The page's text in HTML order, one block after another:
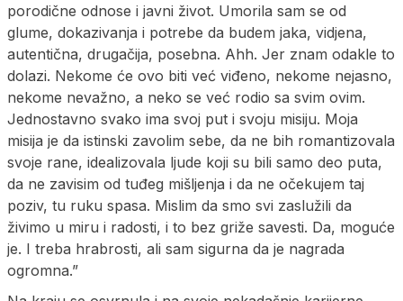
porodične odnose i javni život. Umorila sam se od
glume, dokazivanja i potrebe da budem jaka, vidjena,
autentična, drugačija, posebna. Ahh. Jer znam odakle to
dolazi. Nekome će ovo biti već viđeno, nekome nejasno,
nekome nevažno, a neko se već rodio sa svim ovim.
Jednostavno svako ima svoj put i svoju misiju. Moja
misija je da istinski zavolim sebe, da ne bih romantizovala
svoje rane, idealizovala ljude koji su bili samo deo puta,
da ne zavisim od tuđeg mišljenja i da ne očekujem taj
poziv, tu ruku spasa. Mislim da smo svi zaslužili da
živimo u miru i radosti, i to bez griže savesti. Da, moguće
je. I treba hrabrosti, ali sam sigurna da je nagrada
ogromna.”